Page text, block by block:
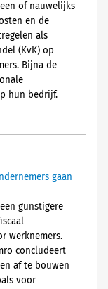
of nauwelijks
en de
als
(KvK) op
Bijna de
hun bedrijf.
gaan
gunstigere
werknemers.
concludeert
af te bouwen
voor